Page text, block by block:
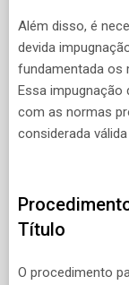
Além disso, é
devida
fundamentada os
Essa
com as normas
considerada
Título
O procedimento